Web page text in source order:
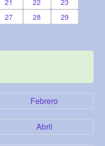
21 22
23
27 28
29
Febrero
Abril